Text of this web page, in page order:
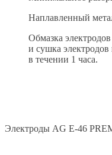
Наплавленный
Обмазка
и сушка
в течении 1 часа.
Электроды AG E-46